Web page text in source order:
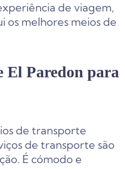
de viagem,
os melhores meios de
El Paredon para
de transporte
de transporte são
É cómodo e